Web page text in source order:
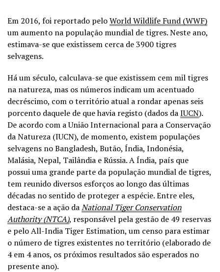
Em 2016, foi reportado peloWorld Wildlife Fund (WWF)
um aumento na população mundial de tigres. Neste ano,
estimava-se que existissem cerca de 3900 tigres
selvagens.
Há um século, calculava-se que existissem cem mil tigres
na natureza, mas os números indicam um acentuado
decréscimo, com o território atual a rondar apenas seis
porcento daquele de que havia registo (dados daIUCN).
De acordo com a União Internacional para a Conservação
da Natureza (IUCN), de momento, existem populações
selvagens no Bangladesh, Butão, Índia, Indonésia,
Malásia, Nepal, Tailândia e Rússia. A Índia, país que
possui uma grande parte da população mundial de tigres,
tem reunido diversos esforços ao longo das últimas
décadas no sentido de proteger a espécie. Entre eles,
destaca-se a ação daNational Tiger Conservation
Authority (NTCA), responsável pela gestão de 49 reservas
e pelo All-India Tiger Estimation, um censo para estimar
o número de tigres existentes no território (elaborado de
4 em 4 anos, os próximos resultados são esperados no
presente ano).